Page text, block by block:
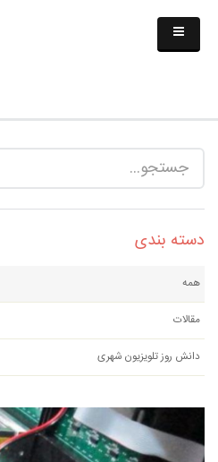
دسته بندی
همه
مقالات
دانش روز تلویزیون شهری